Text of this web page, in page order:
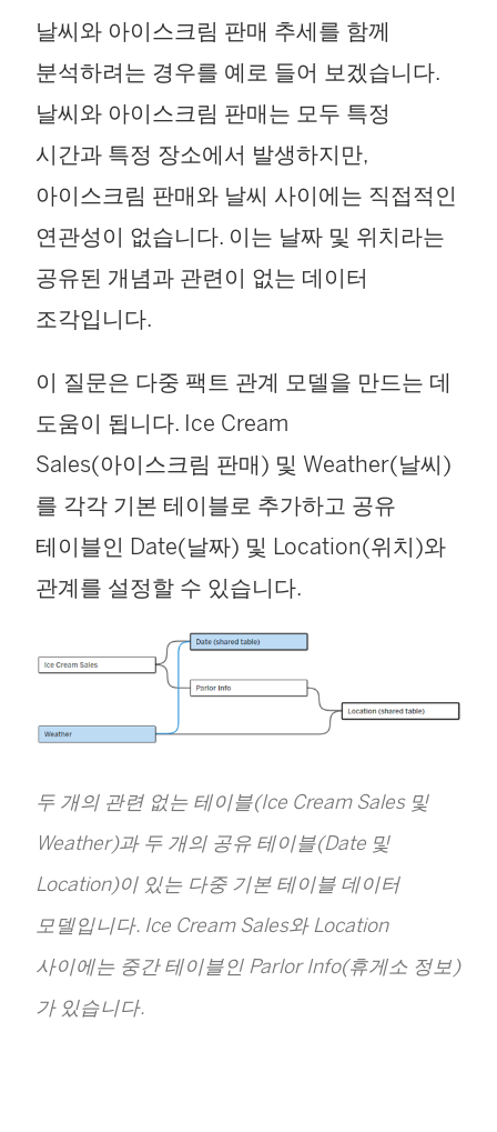
날씨와 아이스크림 판매 추세를 함께
분석하려는 경우를 예로 들어 보겠습니다.
날씨와 아이스크림 판매는 모두 특정
시간과 특정 장소에서 발생하지만,
아이스크림 판매와 날씨 사이에는 직접적인
연관성이 없습니다. 이는 날짜 및 위치라는
공유된 개념과 관련이 없는 데이터
조각입니다.
이 질문은 다중 팩트 관계 모델을 만드는 데
도움이 됩니다. Ice Cream
Sales(아이스크림 판매) 및 Weather(날씨)
를 각각 기본 테이블로 추가하고 공유
테이블인 Date(날짜) 및 Location(위치)와
관계를 설정할 수 있습니다.
두 개의 관련 없는 테이블(Ice Cream Sales 및
Weather)과 두 개의 공유 테이블(Date 및
Location)이 있는 다중 기본 테이블 데이터
모델입니다. Ice Cream Sales와 Location
사이에는 중간 테이블인 Parlor Info(휴게소 정보)
가 있습니다.